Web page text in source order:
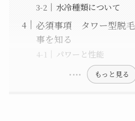
水冷種類について
必須事項 タワー型脱
事を知る
パワーと性能
もっと見る